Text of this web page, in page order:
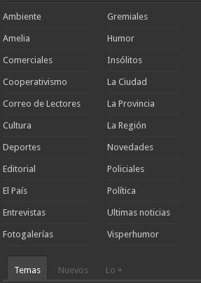
Ambiente
Amelia
Comerciales
Cooperativismo
Correo de Lectores
Cultura
Deportes
Editorial
El País
Entrevistas
Fotogalerías
Gremiales
Humor
Insólitos
La Ciudad
La Provincia
La Región
Novedades
Policiales
Política
Ultimas noticias
Visperhumor
Temas Nuevos Lo +